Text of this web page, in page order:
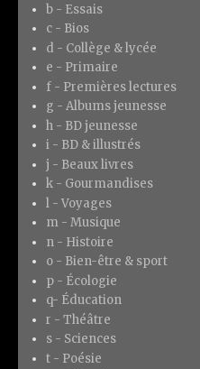
b - Essais
c - Bios
d - Collège & lycée
e - Primaire
f - Premières lectures
g - Albums jeunesse
h - BD jeunesse
i - BD & illustrés
j - Beaux livres
k - Gourmandises
l - Voyages
m - Musique
n - Histoire
o - Bien-être & sport
p - Écologie
q- Éducation
r - Théâtre
s - Sciences
t - Poésie